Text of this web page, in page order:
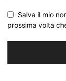
Salva il mio
prossima volta